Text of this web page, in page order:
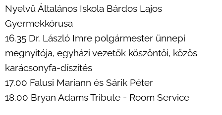
Nyelvű Általános Iskola Bárdos Lajos
Gyermekkórusa
16.35 Dr. László Imre polgármester ünnepi
megnyitója, egyházi vezetők köszöntői, közös
karácsonyfa-díszítés
17.00 Falusi Mariann és Sárik Péter
18.00 Bryan Adams Tribute - Room Service